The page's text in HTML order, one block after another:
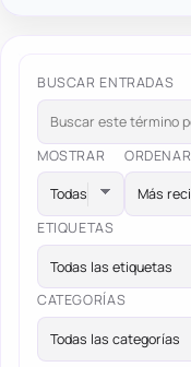
BUSCAR ENTRADAS
MOSTRAR ORDENAR
ETIQUETAS
Todas las etiquetas
CATEGORÍAS
Todas las categorías